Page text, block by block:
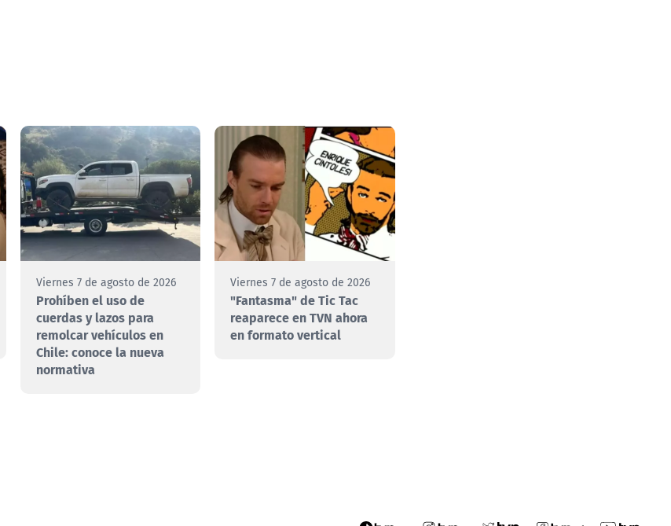
Viernes 7 de agosto de 2026
Prohíben el uso de
cuerdas y lazos para
remolcar vehículos en
Chile: conoce la nueva
normativa
Viernes 7 de agosto de 2026
"Fantasma" de Tic Tac
reaparece en TVN ahora
en formato vertical